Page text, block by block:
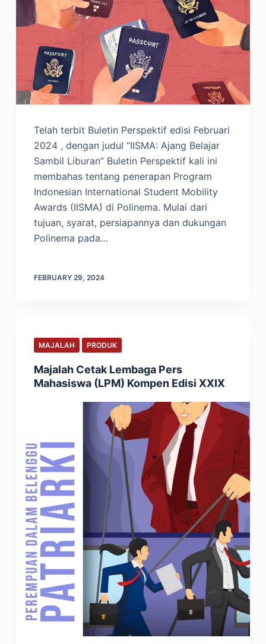
Telah terbit Buletin Perspektif edisi Februari
2024 , dengan judul “IISMA: Ajang Belajar
Sambil Liburan” Buletin Perspektif kali ini
membahas tentang penerapan Program
Indonesian International Student Mobility
Awards (IISMA) di Polinema. Mulai dari
tujuan, syarat, persiapannya dan dukungan
Polinema pada…
FEBRUARY 29, 2024
MAJALAH PRODUK
Majalah Cetak Lembaga Pers
Mahasiswa (LPM) Kompen Edisi XXIX